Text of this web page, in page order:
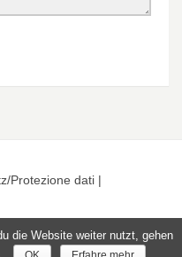
Protezione dati |
die Website weiter nutzt, gehen